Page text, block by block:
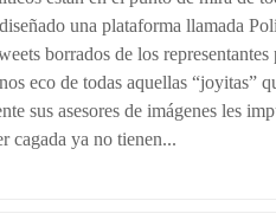
una plataforma llamada
borrados de los
eco de todas aquellas “joyitas”
sus asesores de imágenes les
cagada ya no tienen...